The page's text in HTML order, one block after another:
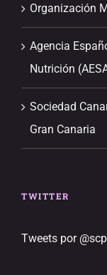
Organización
Agencia
Nutrición
Sociedad
Gran Canaria
TWITTER
Tweets por